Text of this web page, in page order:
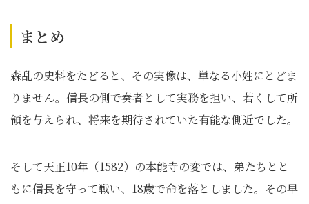
まとめ
森乱の史料をたどると、その実像は、単なる小姓にとどま
りません。信長の側で奏者として実務を担い、若くして所
領を与えられ、将来を期待されていた有能な側近でした。
そして天正10年（1582）の本能寺の変では、弟たちとと
もに信長を守って戦い、18歳で命を落としました。その早